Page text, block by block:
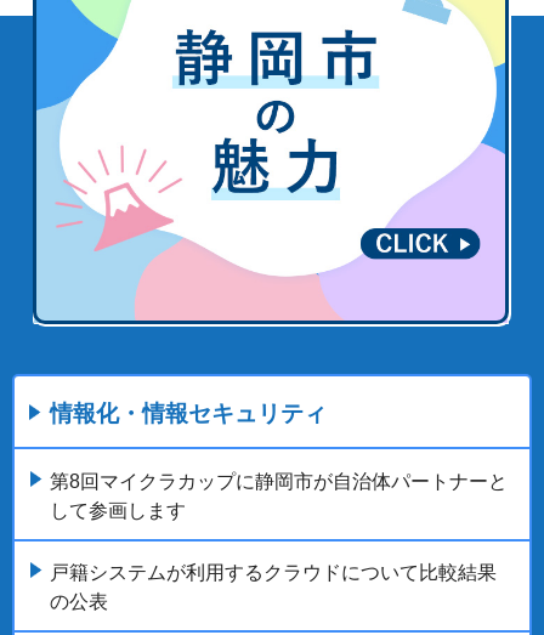
情報化・情報セキュリティ
第8回マイクラカップに静岡市が自治体パートナーと
して参画します
戸籍システムが利用するクラウドについて比較結果
の公表